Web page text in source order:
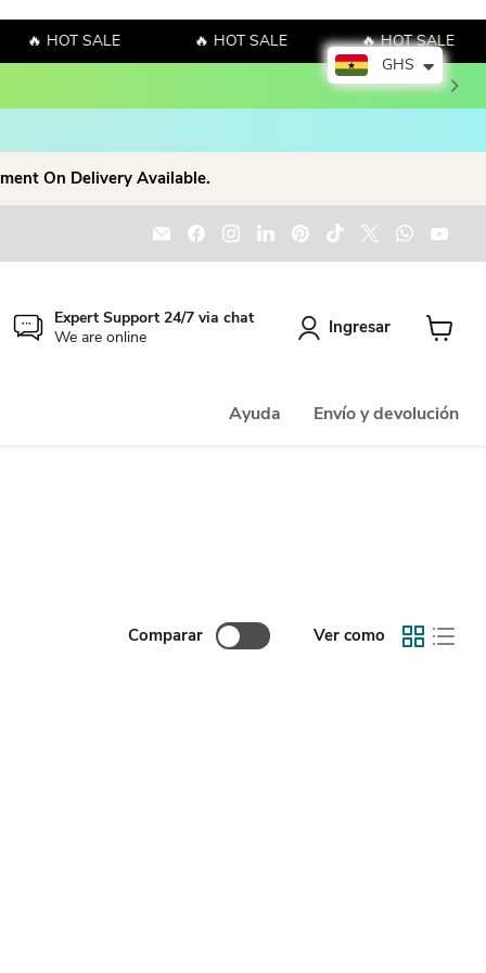
🔥 HOT SALE 🔥 HOT SALE 🔥 HOT SALE
On Delivery Available.
Encuéntrenos en Correo electrónico
Encuéntrenos en Facebook
Encuéntrenos en Instagram
Encuéntrenos en LinkedIn
Encuéntrenos en
Encuéntrenos en
Expert Support 24/7 via chat
We are online
Ingresar
Ayuda Envío y devolución
Comparar Ver como
GHS